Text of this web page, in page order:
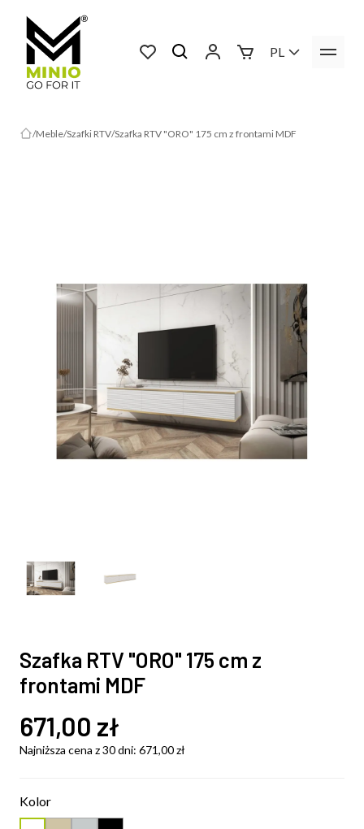
PL
Meble Szafki RTV Szafka RTV "ORO" 175 cm z frontami MDF
Szafka RTV "ORO" 175 cm z
frontami MDF
671,00 zł
Najniższa cena z 30 dni: 671,00zł
Kolor